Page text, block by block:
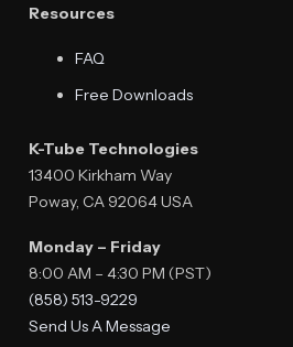
Resources
FAQ
Free Downloads
K-Tube Technologies
13400 Kirkham Way
Poway, CA 92064 USA
Monday – Friday
8:00 AM – 4:30 PM (PST)
(858) 513-9229
Send Us A Message